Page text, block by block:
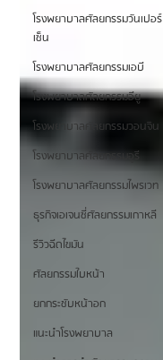
โรงพยาบาลศัลยกรรมวันเปอร์
เซ็น
โรงพยาบาลศัลยกรรมเอบี
โรงพยาบาลศัลยกรรมอียู
โรงพยาบาลศัลยกรรมวอนจิน
โรงพยาบาลศัลยกรรมอูรี
โรงพยาบาลศัลยกรรมไพรเวท
ธุรกิจเอเจนซี่ศัลยกรรมเกาหลี
รีวิวฉีดไขมัน
ศัลยกรรมใบหน้า
ยกกระชับหน้าอก
แนะนำโรงพยาบาล